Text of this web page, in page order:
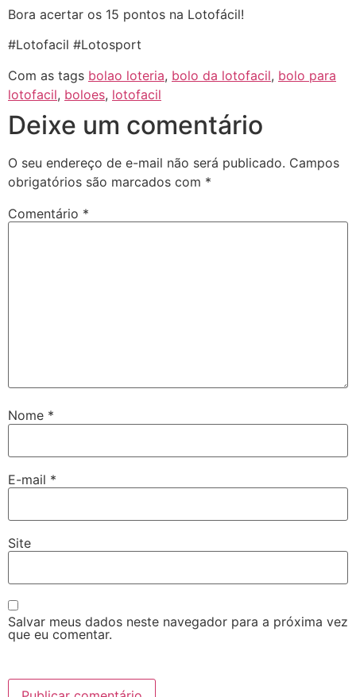
Bora acertar os 15 pontos na Lotofácil!
#Lotofacil #Lotosport
Com as tags bolao loteria, bolo da lotofacil, bolo para
lotofacil, boloes, lotofacil
Deixe um comentário
O seu endereço de e-mail não será publicado. Campos
obrigatórios são marcados com *
Comentário *
Nome *
E-mail *
Site
Salvar meus dados neste navegador para a próxima vez
que eu comentar.